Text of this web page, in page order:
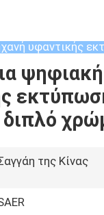
υφαντικής
διπλό
της Κίνας